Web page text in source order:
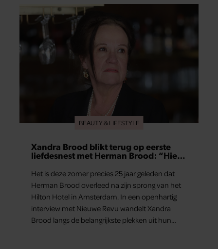
BEAUTY & LIFESTYLE
Xandra Brood blikt terug op eerste
liefdesnest met Herman Brood: “Hier
Het is deze zomer precies 25 jaar geleden dat
Herman Brood overleed na zijn sprong van het
Hilton Hotel in Amsterdam. In een openhartig
interview met Nieuwe Revu wandelt Xandra
Brood langs de belangrijkste plekken uit hun